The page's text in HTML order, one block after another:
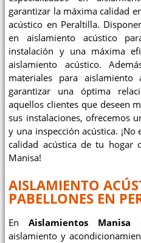
garantizar la máxima calidad
acústico en Peraltilla.
en aislamiento acústico
instalación y una máxima
aislamiento acústico.
materiales para
garantizar una óptima
aquellos clientes que deseen
sus instalaciones, ofrecemos
y una inspección acústica.
calidad acústica de tu hogar
Manisa!
AISLAMIENTO
PABELLONES EN
EnAislamientos Manisa
aislamiento y